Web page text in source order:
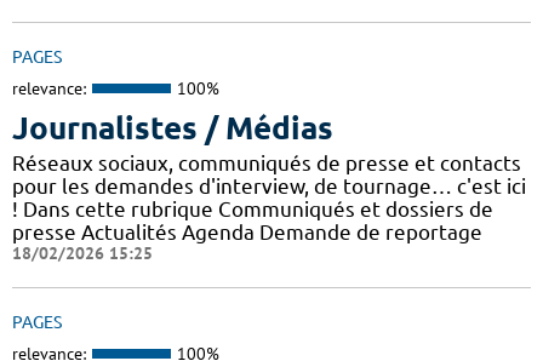
PAGES
relevance: 100%
Journalistes / Médias
Réseaux sociaux, communiqués de presse et contacts
pour les demandes d'interview, de tournage… c'est ici
! Dans cette rubrique Communiqués et dossiers de
presse Actualités Agenda Demande de reportage
18/02/2026 15:25
PAGES
relevance: 100%